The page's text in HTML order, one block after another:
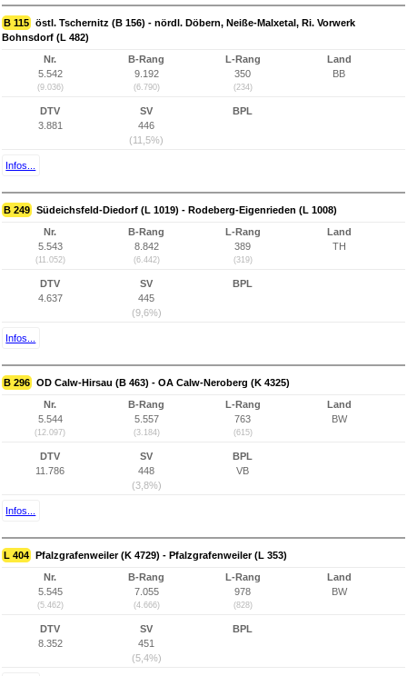
B 115 östl. Tschernitz (B 156) - nördl. Döbern, Neiße-Malxetal, Ri. Vorwerk
Bohnsdorf (L 482)
Nr.
5.542
(9.036)
B-Rang
9.192
(6.790)
L-Rang
350
(234)
Land
BB
DTV
3.881
SV
446
(11,5%)
BPL
Infos...
B 249 Südeichsfeld-Diedorf (L 1019) - Rodeberg-Eigenrieden (L 1008)
Nr.
5.543
(11.052)
B-Rang
8.842
(6.442)
L-Rang
389
(319)
Land
TH
DTV
4.637
SV
445
(9,6%)
BPL
Infos...
B 296 OD Calw-Hirsau (B 463) - OA Calw-Neroberg (K 4325)
Nr.
5.544
(12.097)
B-Rang
5.557
(3.184)
L-Rang
763
(615)
Land
BW
DTV
11.786
SV
448
(3,8%)
BPL
VB
Infos...
L 404 Pfalzgrafenweiler (K 4729) - Pfalzgrafenweiler (L 353)
Nr.
5.545
(5.462)
B-Rang
7.055
(4.666)
L-Rang
978
(828)
Land
BW
DTV
8.352
SV
451
(5,4%)
BPL